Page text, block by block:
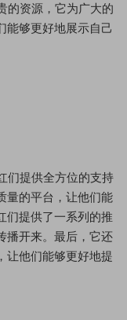
的资源，它为广大的
能够更好地展示自己
们提供全方位的支持
量的平台，让他们能
们提供了一系列的推
播开来。最后，它还
让他们能够更好地提